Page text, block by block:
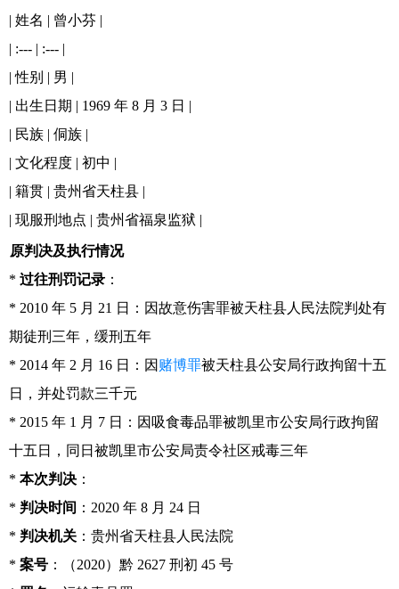
| 姓名 | 曾小芬 |
| :--- | :--- |
| 性别 | 男 |
| 出生日期 | 1969 年 8 月 3 日 |
| 民族 | 侗族 |
| 文化程度 | 初中 |
| 籍贯 | 贵州省天柱县 |
| 现服刑地点 | 贵州省福泉监狱 |
原判决及执行情况
* 过往刑罚记录 ：
* 2010 年 5 月 21 日：因故意伤害罪被天柱县人民法院判处有
期徒刑三年，缓刑五年
* 2014 年 2 月 16 日：因 赌博罪被天柱县公安局行政拘留十五
日，并处罚款三千元
* 2015 年 1 月 7 日：因吸食毒品罪被凯里市公安局行政拘留
十五日，同日被凯里市公安局责令社区戒毒三年
* 本次判决 ：
* 判决时间 ：2020 年 8 月 24 日
* 判决机关 ：贵州省天柱县人民法院
* 案号 ：（2020）黔 2627 刑初 45 号